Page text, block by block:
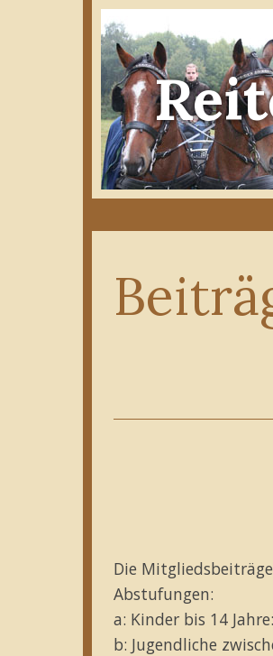
Die
Abstufungen:
a: Kinder bis 14
b: Jugendliche